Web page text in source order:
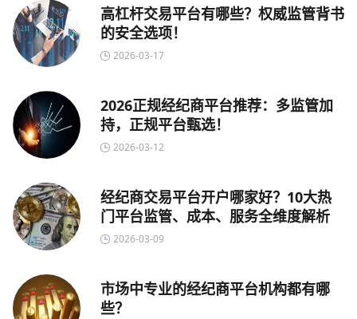
高杠杆交易平台有哪些？权威监管背书
的安全选项！
2026-03-17
2026正规经纪商平台推荐：多监管加
持，正规平台甄选！
2026-03-12
经纪商交易平台开户哪家好？10大热
门平台监管、成本、服务全维度解析
2026-03-09
市场中专业的经纪商平台机构都有哪
些？